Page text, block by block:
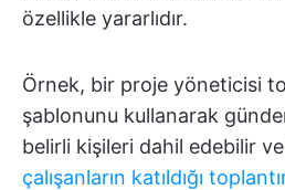
özellikle yararlıdır.
Örnek, bir proje yöneticisi
şablonunu kullanarak
belirli kişileri dahil edebilir
çalışanların katıldığı